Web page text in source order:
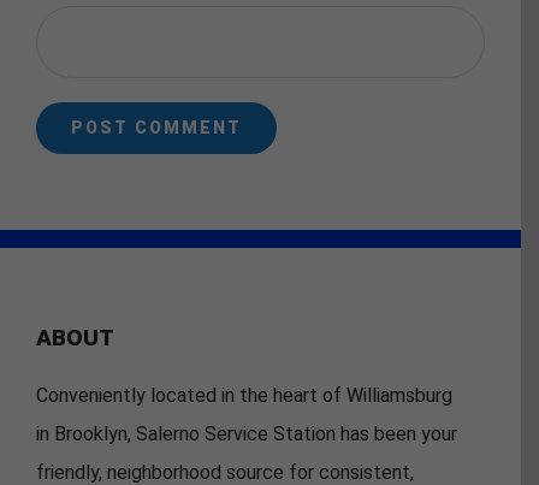
ABOUT
Conveniently located in the heart of Williamsburg
in Brooklyn, Salerno Service Station has been your
friendly, neighborhood source for consistent,